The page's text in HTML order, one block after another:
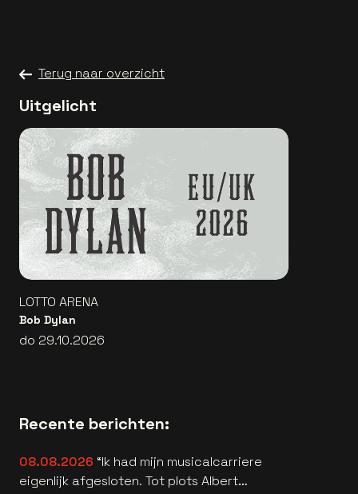
Terug naar overzicht
Uitgelicht
LOTTO ARENA
Bob Dylan
do 29.10.2026
Recente berichten:
08.08.2026 “Ik had mijn musicalcarriere
eigenlijk afgesloten. Tot plots Albert